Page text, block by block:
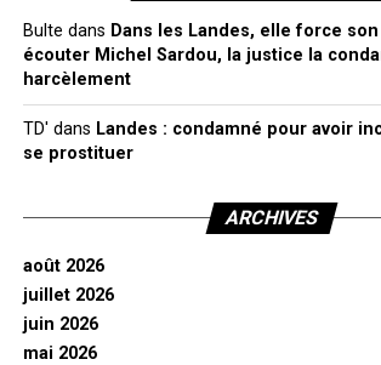
Bulte dans Dans les Landes, elle force
écouter Michel Sardou, la justice la
harcèlement
TD' dans Landes : condamné pour avoir
se prostituer
ARCHIVES
août 2026
juillet 2026
juin 2026
mai 2026